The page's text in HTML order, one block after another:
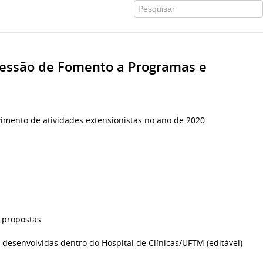
de Fomento a Programas e
de atividades extensionistas no ano de 2020.
dentro do Hospital de Clínicas/UFTM (editável)